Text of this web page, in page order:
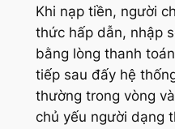
Khi nạp tiền, người
thức hấp dẫn, nhập
bằng lòng thanh
tiếp sau đấy hệ
thường trong vòng
chủ yếu người dạng